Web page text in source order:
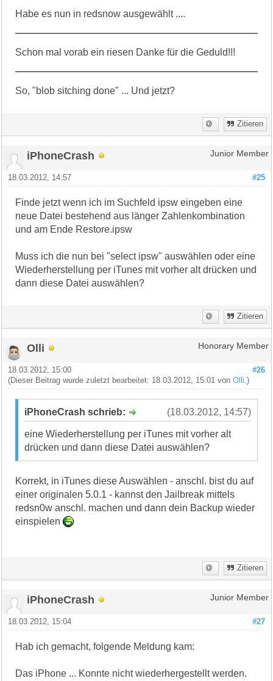
Habe es nun in redsnow ausgewählt ....
Schon mal vorab ein riesen Danke für die Geduld!!!
So, "blob sitching done" ... Und jetzt?
Zitieren
iPhoneCrash Junior Member
#25
18.03.2012, 14:57
Finde jetzt wenn ich im Suchfeld ipsw eingeben eine
neue Datei bestehend aus länger Zahlenkombination
und am Ende Restore.ipsw
Muss ich die nun bei "select ipsw" auswählen oder eine
Wiederherstellung per iTunes mit vorher alt drücken und
dann diese Datei auswählen?
Zitieren
Olli Honorary Member
#26
18.03.2012, 15:00
(Dieser Beitrag wurde zuletzt bearbeitet: 18.03.2012, 15:01 vonOlli .)
(18.03.2012, 14:57)
iPhoneCrash schrieb:
eine Wiederherstellung per iTunes mit vorher alt
drücken und dann diese Datei auswählen?
Korrekt, in iTunes diese Auswählen - anschl. bist du auf
einer originalen 5.0.1 - kannst den Jailbreak mittels
redsn0w anschl. machen und dann dein Backup wieder
einspielen
Zitieren
iPhoneCrash Junior Member
#27
18.03.2012, 15:04
Hab ich gemacht, folgende Meldung kam:
Das iPhone ... Konnte nicht wiederhergestellt werden.